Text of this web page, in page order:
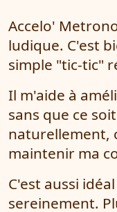
Accelo'
ludique. C'est
simple "tic-tic"
Il m'aide à
sans que ce
naturellement,
maintenir ma
C'est aussi
sereinement.